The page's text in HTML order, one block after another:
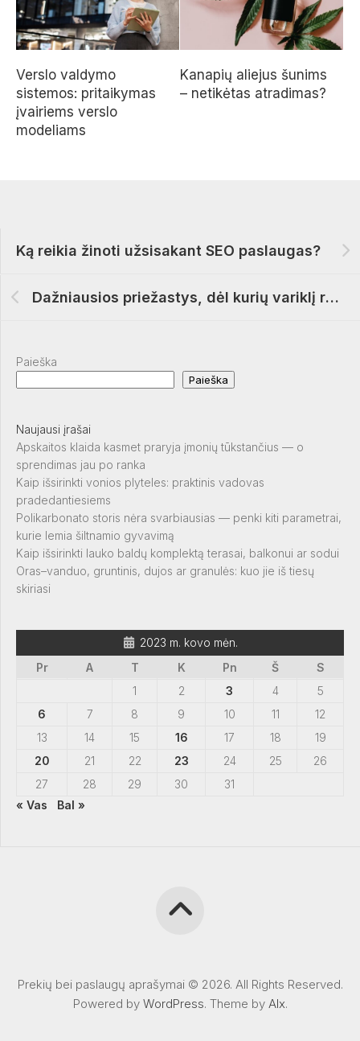
Verslo valdymo
sistemos: pritaikymas
įvairiems verslo
modeliams
Kanapių aliejus šunims
– netikėtas atradimas?
Ką reikia žinoti užsisakant SEO paslaugas?
Dažniausios priežastys, dėl kurių variklį reikia remontuoti
Paieška
Paieška
Naujausi įrašai
Apskaitos klaida kasmet praryja įmonių tūkstančius — o
sprendimas jau po ranka
Kaip išsirinkti vonios plyteles: praktinis vadovas
pradedantiesiems
Polikarbonato storis nėra svarbiausias — penki kiti parametrai,
kurie lemia šiltnamio gyvavimą
Kaip išsirinkti lauko baldų komplektą terasai, balkonui ar sodui
Oras–vanduo, gruntinis, dujos ar granulės: kuo jie iš tiesų
skiriasi
2023 m. kovo mėn.
Pr
A T K Pn Š
S
1
2 3 4
5
6
7 8 9 10 11
12
13
14 15 16 17 18
19
20
21 22 23 24 25
26
27
28 29 30
31
« Vas
Bal »
Prekių bei paslaugų aprašymai © 2026. All Rights Reserved.
Powered by WordPress. Theme by Alx.